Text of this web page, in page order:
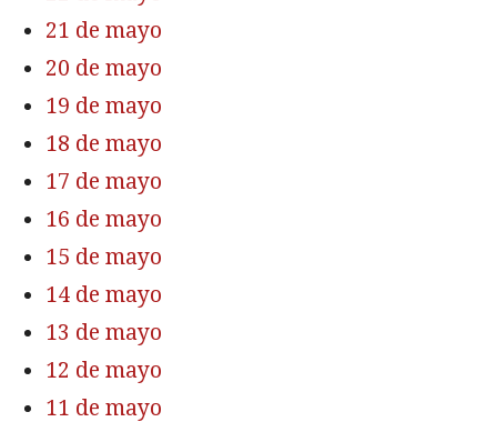
21 de mayo
20 de mayo
19 de mayo
18 de mayo
17 de mayo
16 de mayo
15 de mayo
14 de mayo
13 de mayo
12 de mayo
11 de mayo